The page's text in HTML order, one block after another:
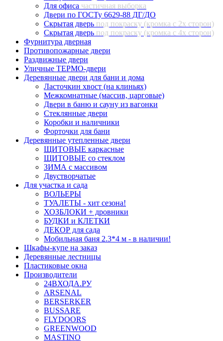
Для офиса частичная выборка
Двери по ГОСТу 6629-88 ДГ/ДО
Скрытая дверь под покраску (кромка с 2х сторон)
Скрытая дверь под покраску (кромка с 4х сторон)
Фурнитура дверная
Противопожарные двери
Раздвижные двери
Уличные ТЕРМО-двери
Деревянные двери для бани и дома
Ласточкин хвост (на клиньях)
Межкомнатные (массив, царговые)
Двери в баню и сауну из вагонки
Стеклянные двери
Коробки и наличники
Форточки для бани
Деревянные утепленные двери
ЩИТОВЫЕ каркасные
ЩИТОВЫЕ со стеклом
ЗИМА с массивом
Двустворчатые
Для участка и сада
ВОЛЬЕРЫ
ТУАЛЕТЫ - хит сезона!
ХОЗБЛОКИ + дровники
БУДКИ и КЛЕТКИ
ДЕКОР для сада
Мобильная баня 2.3*4 м - в наличии!
Шкафы-купе на заказ
Деревянные лестницы
Пластиковые окна
Производители
24ВХОДА.РУ
ARSENAL
BERSERKER
BUSSARE
FLYDOORS
GREENWOOD
MASTINO